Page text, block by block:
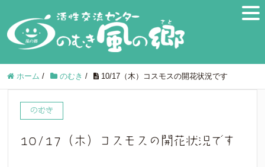
ホーム / のむき / 10/17（木）コスモスの開花状況です
のむき
10/17（木）コスモスの開花状況です